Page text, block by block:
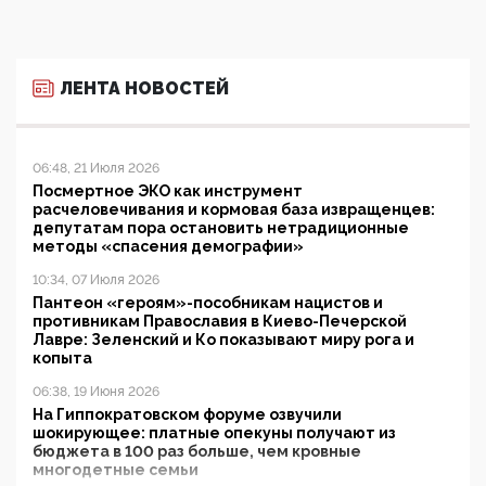
ЛЕНТА НОВОСТЕЙ
06:48, 21 Июля 2026
Посмертное ЭКО как инструмент
расчеловечивания и кормовая база извращенцев:
депутатам пора остановить нетрадиционные
методы «спасения демографии»
10:34, 07 Июля 2026
Пантеон «героям»-пособникам нацистов и
противникам Православия в Киево-Печерской
Лавре: Зеленский и Ко показывают миру рога и
копыта
06:38, 19 Июня 2026
На Гиппократовском форуме озвучили
шокирующее: платные опекуны получают из
бюджета в 100 раз больше, чем кровные
многодетные семьи